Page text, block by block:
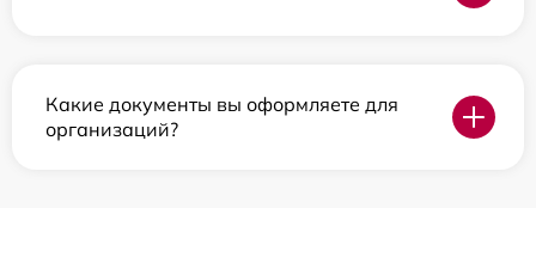
Какие документы вы оформляете для
организаций?